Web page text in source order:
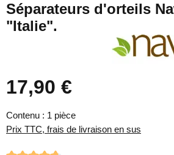
Séparateurs d'orteils
"Italie".
Prix régulier :
17,90 €
Contenu : 1 pièce
Prix TTC, frais de livraison en sus